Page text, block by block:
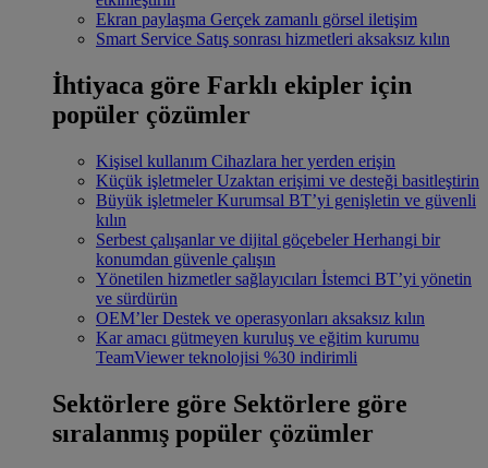
Ekran paylaşma Gerçek zamanlı görsel iletişim
Smart Service Satış sonrası hizmetleri aksaksız kılın
İhtiyaca göre Farklı ekipler için
popüler çözümler
Kişisel kullanım Cihazlara her yerden erişin
Küçük işletmeler Uzaktan erişimi ve desteği basitleştirin
Büyük işletmeler Kurumsal BT’yi genişletin ve güvenli
kılın
Serbest çalışanlar ve dijital göçebeler Herhangi bir
konumdan güvenle çalışın
Yönetilen hizmetler sağlayıcıları İstemci BT’yi yönetin
ve sürdürün
OEM’ler Destek ve operasyonları aksaksız kılın
Kar amacı gütmeyen kuruluş ve eğitim kurumu
TeamViewer teknolojisi %30 indirimli
Sektörlere göre Sektörlere göre
sıralanmış popüler çözümler